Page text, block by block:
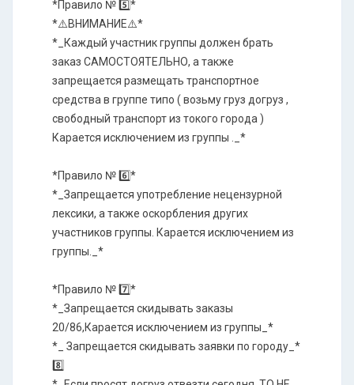
*Правило № 5️⃣*
*⚠️ВНИМАНИЕ⚠️*
*_Каждый участник группы должен брать
заказ САМОСТОЯТЕЛЬНО, а также
запрещается размещать транспортное
средства в группе типо ( возьму груз догруз ,
свободный транспорт из токого города )
Карается исключением из группы ._*
*Правило № 6️⃣*
*_Запрещается употребление нецензурной
лексики, а также оскорбления других
участников группы. Карается исключением из
группы._*
*Правило № 7️⃣*
*_Запрещается скидывать заказы
20/86,Карается исключением из группы_*
*_ Запрещается скидывать заявки по городу_*
8️⃣